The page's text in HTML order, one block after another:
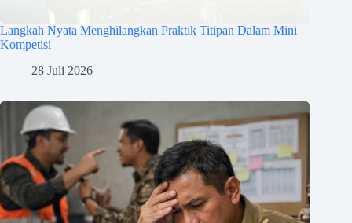
Langkah Nyata Menghilangkan Praktik Titipan Dalam Mini
Kompetisi
28 Juli 2026